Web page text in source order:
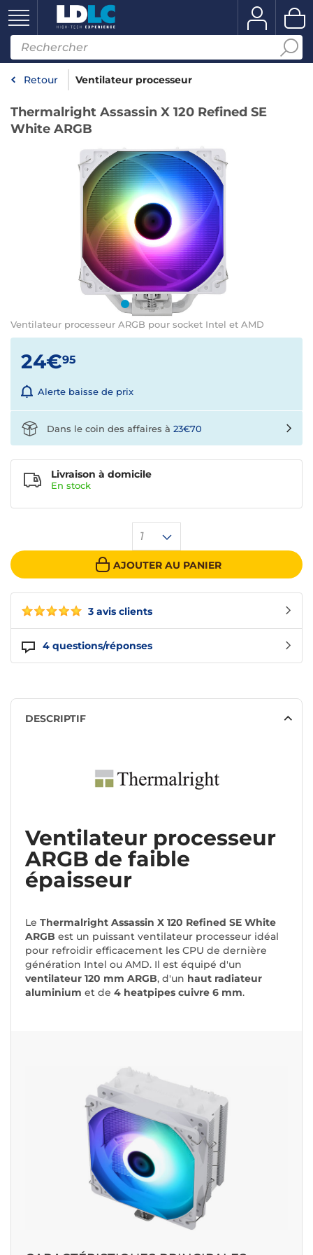
Retour Ventilateur processeur
Thermalright Assassin X 120 Refined SE
White ARGB
Ventilateur processeur ARGB pour socket Intel et AMD
3 avis clients
4 questions/réponses
24€95
Alerte baisse de prix
1
AJOUTER AU PANIER
Livraison à domicile
En stock
Dans le coin des affaires à 23€70
DESCRIPTIF
Ventilateur processeur
ARGB de faible
épaisseur
Le Thermalright Assassin X 120 Refined SE White
ARGB est un puissant ventilateur processeur idéal
pour refroidir efficacement les CPU de dernière
génération Intel ou AMD. Il est équipé d'un
ventilateur 120 mm ARGB, d'un haut radiateur
aluminium et de 4 heatpipes cuivre 6 mm.